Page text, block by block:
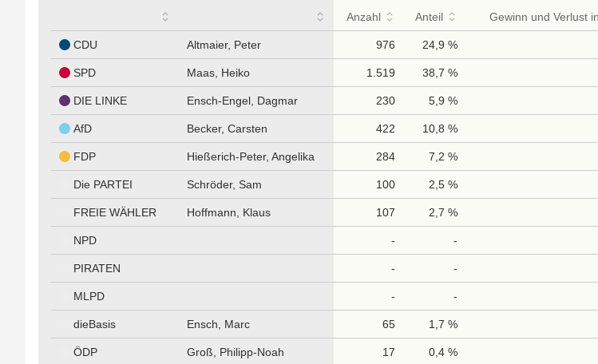
Anzahl Anteil Gewinn und Verlust
CDU Altmaier, Peter 976 24,9 %
SPD Maas, Heiko 1.519 38,7 %
DIE LINKE Ensch-Engel, Dagmar 230 5,9 %
AfD Becker, Carsten 422 10,8 %
FDP Hießerich-Peter, Angelika 284 7,2 %
Die PARTEI Schröder, Sam 100 2,5 %
FREIE WÄHLER Hoffmann, Klaus 107 2,7 %
NPD - -
PIRATEN - -
MLPD - -
dieBasis Ensch, Marc 65 1,7 %
ÖDP Groß, Philipp-Noah 17 0,4 %